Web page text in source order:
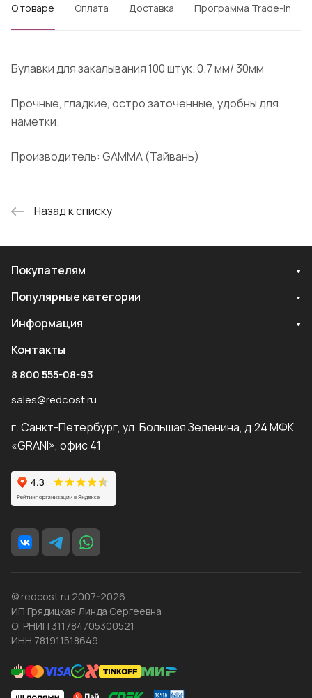
О товаре Оплата Доставка Программа Trade-in
Булавки для закалывания 100 штук. 0.7 мм/ 30мм
Прочные, гладкие, остро заточенные, удобны для
наметки.
Производитель: GAMMA (Тайвань)
Назад к списку
Покупателям
Популярные категории
Информация
Контакты
8 800 555-08-93
sales@redcost.ru
г. Санкт-Петербург, ул. Большая Зеленина, д.24 МФК
«GRANI», офис 41
© redcost.ru 2007-2026
ИП Грядицкая Линда Сергеевна
ОГРНИП 311784705300521
ИНН 781911518649